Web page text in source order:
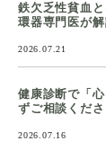
鉄欠乏性貧血
環器専門医が
2026.07.21
健康診断で「
ずご相談くだ
2026.07.16